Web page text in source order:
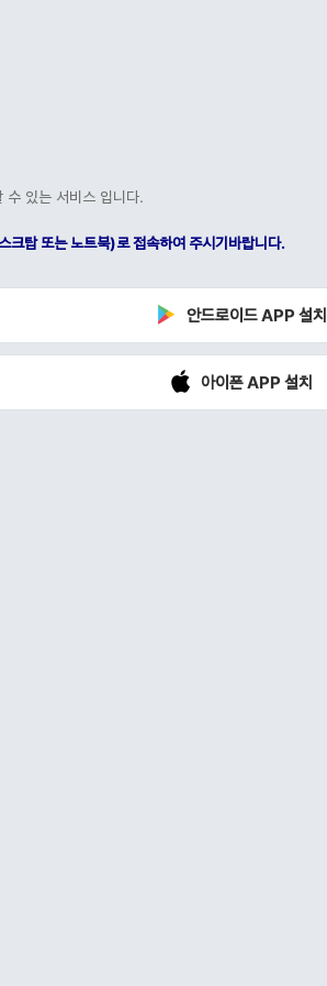
수 있는 서비스 입니다.
또는 노트북)로 접속하여 주시기바랍니다.
안드로이드 APP 설치
아이폰 APP 설치